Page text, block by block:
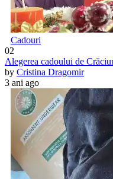
Cadouri
02
Alegerea cadoului de
by Cristina Dragomir
3 ani ago